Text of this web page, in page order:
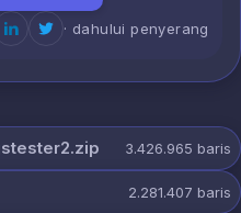
· dahului penyerang
3.426.965 baris
2.281.407 baris